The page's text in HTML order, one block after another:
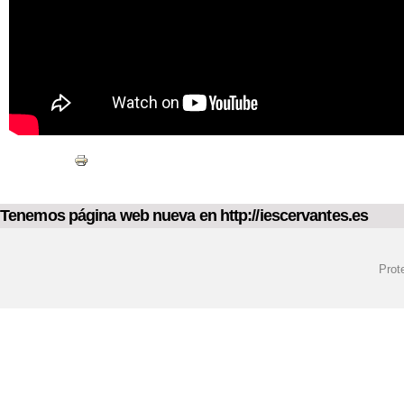
Tenemos página web nueva en http://iescervantes.es